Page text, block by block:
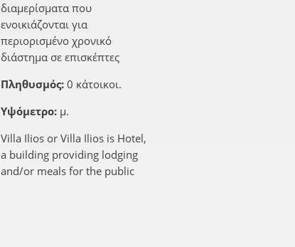
διαμερίσματα που
ενοικιάζονται για
περιορισμένο χρονικό
διάστημα σε επισκέπτες
Πληθυσμός: 0 κάτοικοι.
Υψόμετρο: μ.
Villa Ilios or Villa Ilios is Hotel,
a building providing lodging
and/or meals for the public